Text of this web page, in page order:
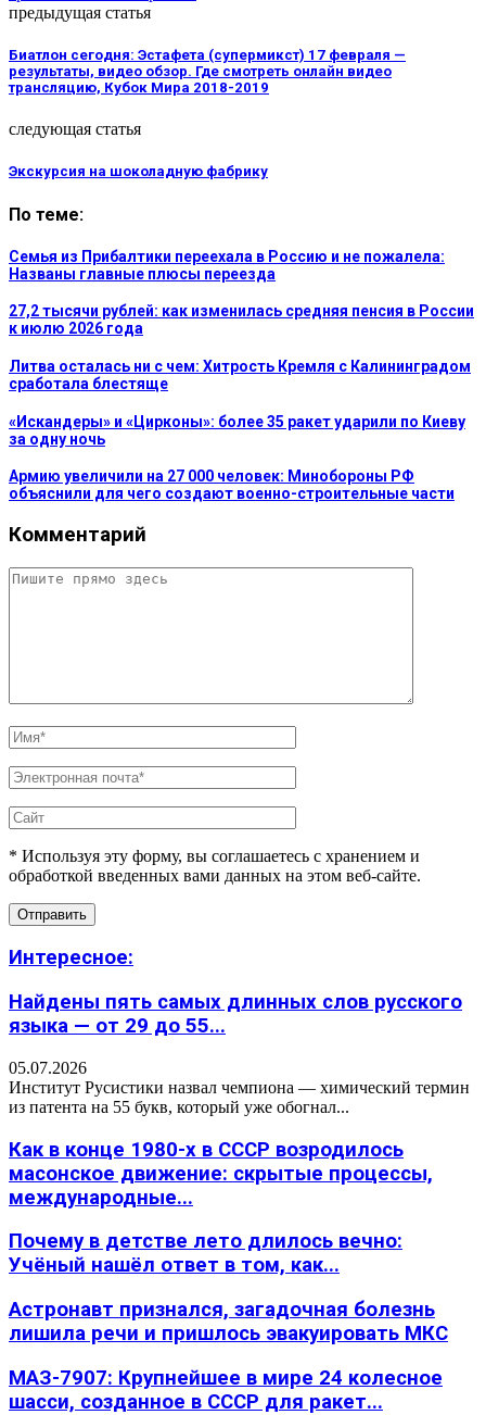
предыдущая статья
Биатлон сегодня: Эстафета (супермикст) 17 февраля —
результаты, видео обзор. Где смотреть онлайн видео
трансляцию, Кубок Мира 2018-2019
следующая статья
Экскурсия на шоколадную фабрику
По теме:
Семья из Прибалтики переехала в Россию и не пожалела:
Названы главные плюсы переезда
27,2 тысячи рублей: как изменилась средняя пенсия в России
к июлю 2026 года
Литва осталась ни с чем: Хитрость Кремля с Калининградом
сработала блестяще
«Искандеры» и «Цирконы»: более 35 ракет ударили по Киеву
за одну ночь
Армию увеличили на 27 000 человек: Минобороны РФ
объяснили для чего создают военно-строительные части
Комментарий
* Используя эту форму, вы соглашаетесь с хранением и
обработкой введенных вами данных на этом веб-сайте.
Интересное:
Найдены пять самых длинных слов русского
языка — от 29 до 55...
05.07.2026
Институт Русистики назвал чемпиона — химический термин
из патента на 55 букв, который уже обогнал...
Как в конце 1980-х в СССР возродилось
масонское движение: скрытые процессы,
международные...
Почему в детстве лето длилось вечно:
Учёный нашёл ответ в том, как...
Астронавт признался, загадочная болезнь
лишила речи и пришлось эвакуировать МКС
МАЗ-7907: Крупнейшее в мире 24 колесное
шасси, созданное в СССР для ракет...